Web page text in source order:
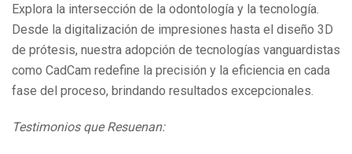
Explora la intersección de la odontología y la tecnología.
Desde la digitalización de impresiones hasta el diseño 3D
de prótesis, nuestra adopción de tecnologías vanguardistas
como CadCam redefine la precisión y la eficiencia en cada
fase del proceso, brindando resultados excepcionales.
Testimonios que Resuenan: